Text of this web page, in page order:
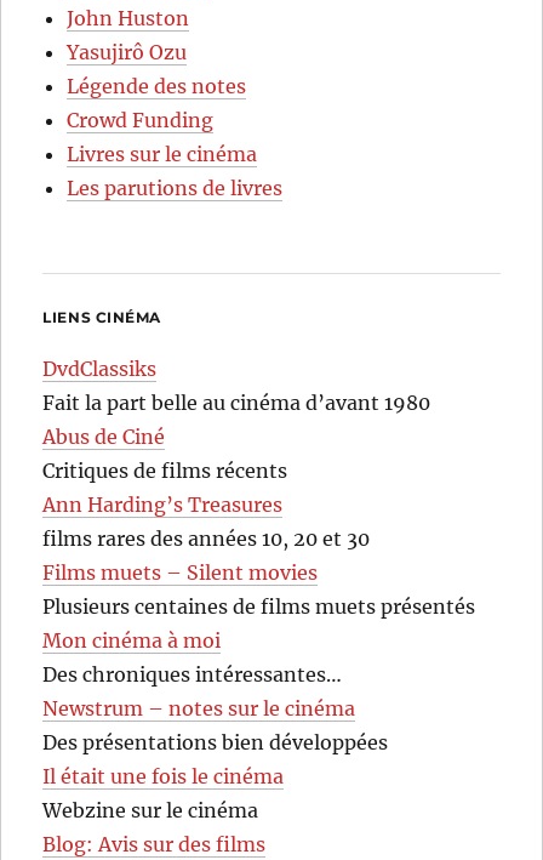
John Huston
Yasujirô Ozu
Légende des notes
Crowd Funding
Livres sur le cinéma
Les parutions de livres
LIENS CINÉMA
DvdClassiks
Fait la part belle au cinéma d’avant 1980
Abus de Ciné
Critiques de films récents
Ann Harding’s Treasures
films rares des années 10, 20 et 30
Films muets – Silent movies
Plusieurs centaines de films muets présentés
Mon cinéma à moi
Des chroniques intéressantes…
Newstrum – notes sur le cinéma
Des présentations bien développées
Il était une fois le cinéma
Webzine sur le cinéma
Blog: Avis sur des films